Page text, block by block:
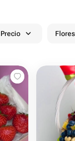
Precio